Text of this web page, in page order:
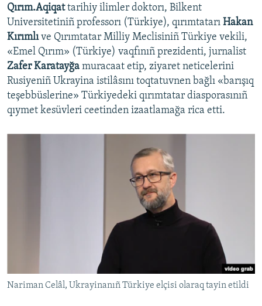
Qırım.Aqiqattarihiy ilimler doktorı, Bilkent
Universitetiniñ professorı (Türkiye), qırımtatarı Hakan
Kırımlıve Qırımtatar Milliy Meclisiniñ Türkiye vekili,
«Emel Qırım» (Türkiye) vaqfınıñ prezidenti, jurnalist
Zafer Karatayğa muracaat etip, ziyaret neticelerini
Rusiyeniñ Ukrayina istilâsını toqtatuvnen bağlı «barışıq
teşebbüslerine» Türkiyedeki qırımtatar diasporasınıñ
qıymet kesüvleri ceetinden izaatlamağa rica etti.
Nariman Celâl, Ukrayinanıñ Türkiye elçisi olaraq tayin etildi